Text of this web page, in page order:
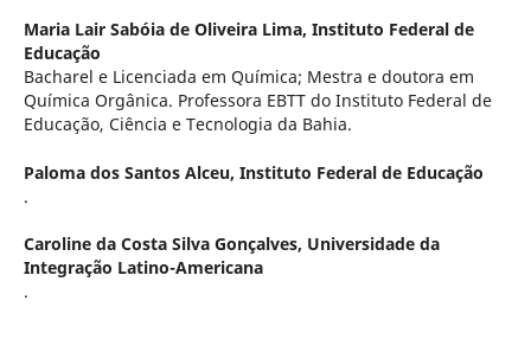
Maria Lair Sabóia de Oliveira Lima, Instituto Federal de
Educação
Bacharel e Licenciada em Química; Mestra e doutora em
Química Orgânica. Professora EBTT do Instituto Federal de
Educação, Ciência e Tecnologia da Bahia.
Paloma dos Santos Alceu, Instituto Federal de Educação
.
Caroline da Costa Silva Gonçalves, Universidade da
Integração Latino-Americana
.